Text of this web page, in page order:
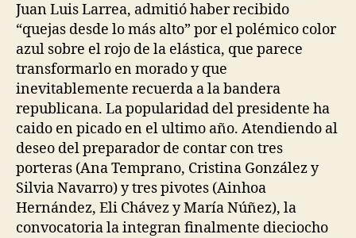
Juan Luis Larrea, admitió haber recibido
“quejas desde lo más alto” por el polémico color
azul sobre el rojo de la elástica, que parece
transformarlo en morado y que
inevitablemente recuerda a la bandera
republicana. La popularidad del presidente ha
caido en picado en el ultimo año. Atendiendo al
deseo del preparador de contar con tres
porteras (Ana Temprano, Cristina González y
Silvia Navarro) y tres pivotes (Ainhoa
Hernández, Eli Chávez y María Núñez), la
convocatoria la integran finalmente dieciocho